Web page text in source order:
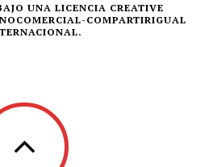
UNA LICENCIA CREATIVE
COMPARTIRIGUAL